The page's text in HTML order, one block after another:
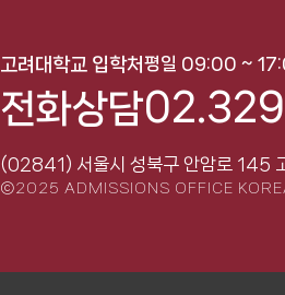
고려대학교 입학처
전화상담
평일 09:00 ~
(02841) 서울시 성북구 안암로 145
ⓒ2025 ADMISSIONS OFFICE